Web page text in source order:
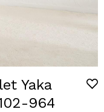
Yaka
964